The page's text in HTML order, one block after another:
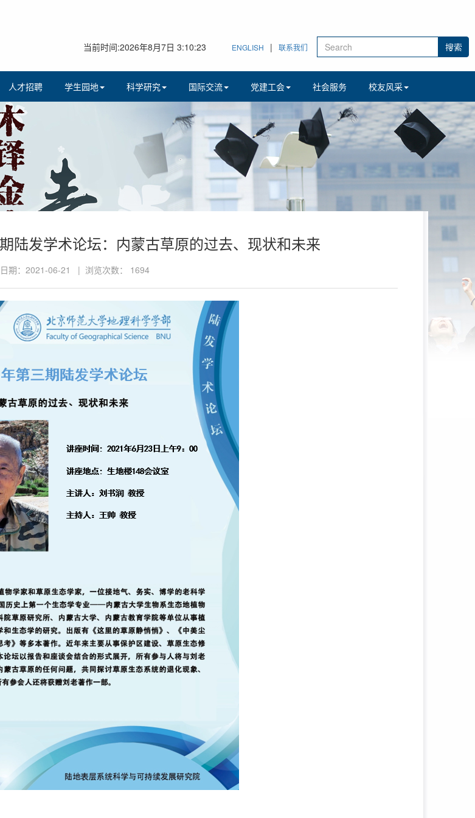
当前时间:2026年8月7日 3:10:23 ENGLISH | 联系我们
人才招聘 学生园地 科学研究 国际交流 党建工会 社会服务 校友风采
陆发学术论坛：内蒙古草原的过去、现状和未来
期：2021-06-21 | 浏览次数： 1694